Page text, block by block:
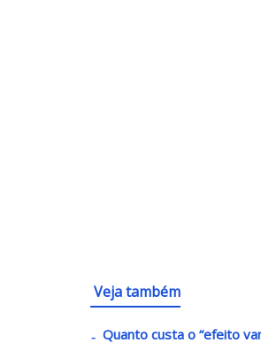
Veja também
Quanto custa o “efeito